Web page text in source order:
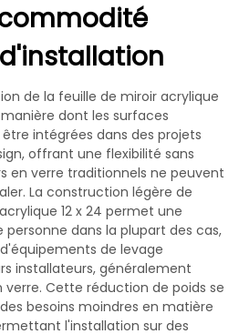
de la feuille de miroir acrylique
dont les surfaces
intégrées dans des projets
offrant une flexibilité sans
en verre traditionnels ne peuvent
La construction légère de
12 x 24 permet une
dans la plupart des cas,
de levage
installateurs, généralement
verre. Cette réduction de poids se
besoins moindres en matière
l'installation sur des